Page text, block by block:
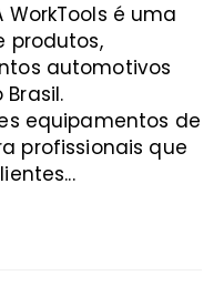
é uma
produtos,
automotivos
equipamentos de
profissionais que